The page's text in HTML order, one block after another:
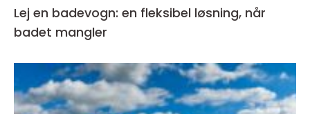
Lej en badevogn: en fleksibel løsning, når
badet mangler